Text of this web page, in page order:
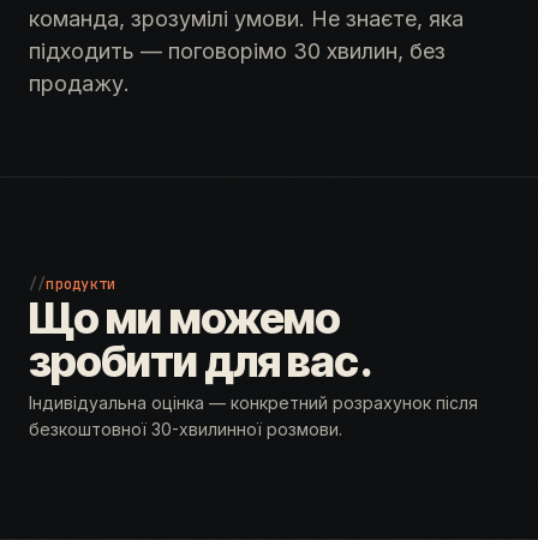
команда, зрозумілі умови. Не знаєте, яка
підходить — поговорімо 30 хвилин, без
продажу.
//продукти
Що ми можемо
зробити для вас.
Індивідуальна оцінка — конкретний розрахунок після
безкоштовної 30-хвилинної розмови.